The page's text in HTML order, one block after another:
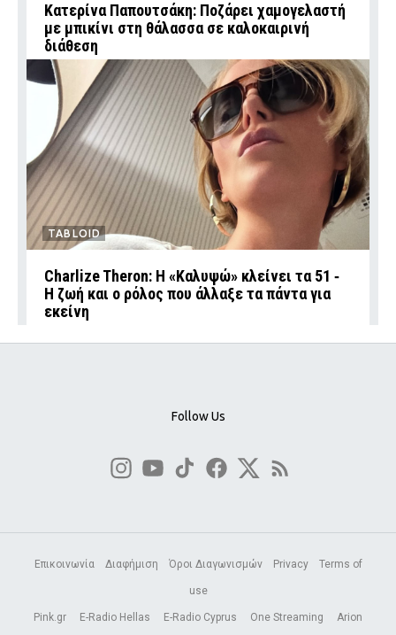
Κατερίνα Παπουτσάκη: Ποζάρει χαμογελαστή
με μπικίνι στη θάλασσα σε καλοκαιρινή
διάθεση
TABLOID
Charlize Theron: Η «Καλυψώ» κλείνει τα 51 ‑
H ζωή και ο ρόλος που άλλαξε τα πάντα για
εκείνη
Follow Us
Επικοινωνία Διαφήμιση Όροι Διαγωνισμών Privacy Terms of
use
Pink.gr E-Radio Hellas E-Radio Cyprus One Streaming Arion